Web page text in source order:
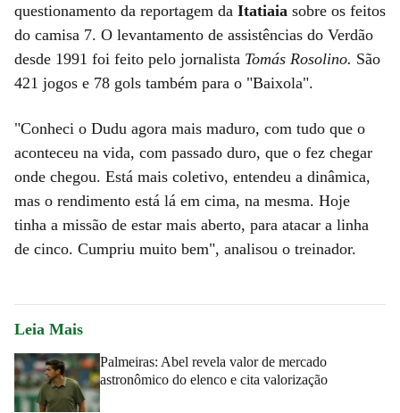
questionamento da reportagem da Itatiaia sobre os feitos
do camisa 7. O levantamento de assistências do Verdão
desde 1991 foi feito pelo jornalista Tomás Rosolino. São
421 jogos e 78 gols também para o "Baixola".
"Conheci o Dudu agora mais maduro, com tudo que o
aconteceu na vida, com passado duro, que o fez chegar
onde chegou. Está mais coletivo, entendeu a dinâmica,
mas o rendimento está lá em cima, na mesma. Hoje
tinha a missão de estar mais aberto, para atacar a linha
de cinco. Cumpriu muito bem", analisou o treinador.
Leia Mais
Palmeiras: Abel revela valor de mercado
astronômico do elenco e cita valorização